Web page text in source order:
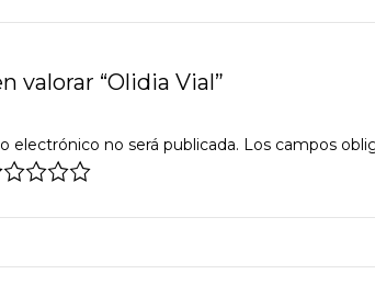
valorar “Olidia Vial”
electrónico no será publicada. Los campos